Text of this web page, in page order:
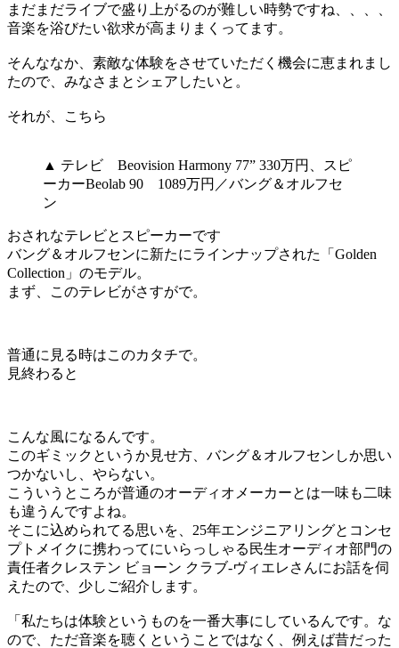
まだまだライブで盛り上がるのが難しい時勢ですね、、、、
音楽を浴びたい欲求が高まりまくってます。
そんななか、素敵な体験をさせていただく機会に恵まれまし
たので、みなさまとシェアしたいと。
それが、こちら
▲ テレビ Beovision Harmony 77” 330万円、スピ
ーカーBeolab 90 1089万円／バング＆オルフセ
ン
おされなテレビとスピーカーです
バング＆オルフセンに新たにラインナップされた「Golden
Collection」のモデル。
まず、このテレビがさすがで。
普通に見る時はこのカタチで。
見終わると
こんな風になるんです。
このギミックというか見せ方、バング＆オルフセンしか思い
つかないし、やらない。
こういうところが普通のオーディオメーカーとは一味も二味
も違うんですよね。
そこに込められてる思いを、25年エンジニアリングとコンセ
プトメイクに携わってにいらっしゃる民生オーディオ部門の
責任者クレステン ビョーン クラブ-ヴィエレさんにお話を伺
えたので、少しご紹介します。
「私たちは体験というものを一番大事にしているんです。な
ので、ただ音楽を聴くということではなく、例えば昔だった